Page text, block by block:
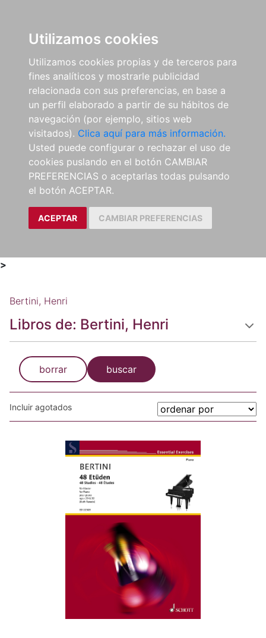
Utilizamos cookies
Utilizamos cookies propias y de terceros para
fines analíticos y mostrarle publicidad
relacionada con sus preferencias, en base a
un perfil elaborado a partir de su hábitos de
navegación (por ejemplo, sitios web
visitados). Clica aquí para más información.
Usted puede configurar o rechazar el uso de
cookies puslando en el botón CAMBIAR
PREFERENCIAS o aceptarlas todas pulsando
el botón ACEPTAR.
ACEPTAR CAMBIAR PREFERENCIAS
>
Bertini, Henri
Libros de: Bertini, Henri
borrar buscar
Incluir agotados